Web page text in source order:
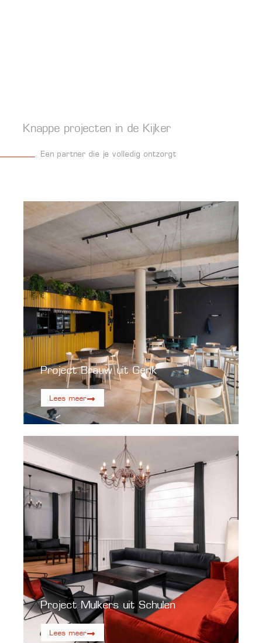
Knappe projecten in de Kijker
Een partner die je volledig ontzorgt
Project Brauw uit Genk
Lees meer
Project Mulkers uit Schulen
Lees meer